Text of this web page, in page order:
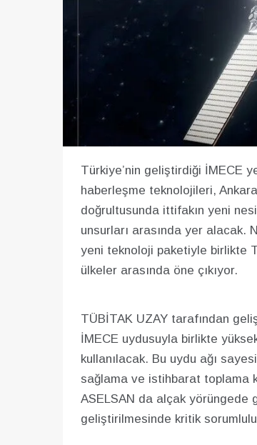
Türkiye’nin geliştirdiği İMECE
haberleşme teknolojileri,
doğrultusunda ittifakın yeni
unsurları arasında yer alacak.
yeni teknoloji paketiyle birlikte
ülkeler arasında öne çıkıyor.
TÜBİTAK UZAY tarafından
İMECE uydusuyla birlikte
kullanılacak. Bu uydu ağı
sağlama ve istihbarat toplama
ASELSAN da alçak yörüngede
geliştirilmesinde kritik